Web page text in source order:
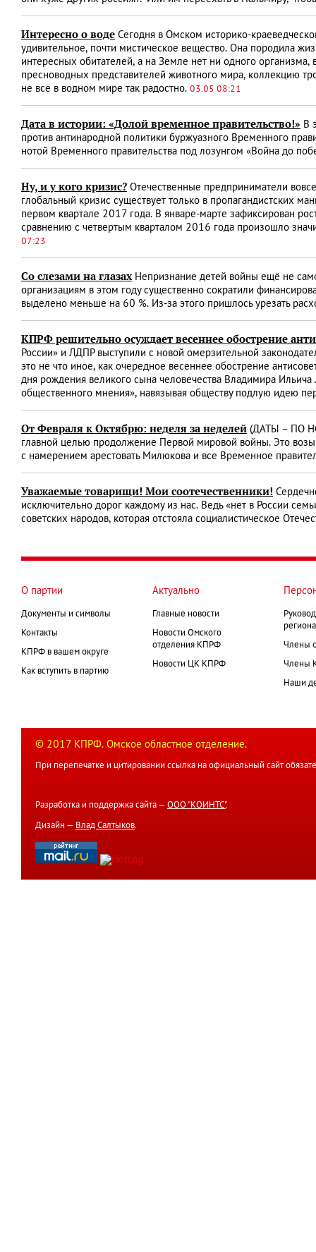
Интересно о воде Сегодня в Омском историко-
удивительное, почти мистическое вещество. Она породила
интересных обитателей, а на Земле нет ни одного
пресноводных представителей животного мира, коллекцию
не всё в водном мире так радостно. 03.05 08:21
Дата в истории: «Долой временное правительство!» В
против антинародной политики буржуазного Временного
нотой Временного правительства под лозунгом «Война до
Ну, и у кого кризис? Отечественные предприниматели
глобальный кризис существует только в пропагандистских
первом квартале 2017 года. В январе-марте зафиксирован
сравнению с четвертым кварталом 2016 года произошло
07:23
Со слезами на глазахНепризнание детей войны ещё не
организациям в этом году существенно сократили
выделено меньше на 60 %. Из-за этого пришлось урезать
КПРФ решительно осуждает весеннее обострение
России» и ЛДПР выступили с новой омерзительной
это не что иное, как очередное весеннее обострение
дня рождения великого сына человечества Владимира
общественного мнения», навязывая обществу подлую идею
От Февраля к Октябрю: неделя за неделей (ДАТЫ – ПО
главной целью продолжение Первой мировой войны. Это
с намерением арестовать Милюкова и все Временное
Уважаемые товарищи! Мои соотечественники!
исключительно дорог каждому из нас. Ведь «нет в России
советских народов, которая отстояла социалистическое
О партии
Документы и символы
Контакты
КПРФ в вашем округе
Как вступить в партию
Актуально
Главные новости
Новости Омского
отделения КПРФ
Новости ЦК КПРФ
Члены
Члены
Наши
© 2017 КПРФ. Омское областное отделение.
При перепечатке и цитировании ссылка на официальный сайт
Разработка и поддержка сайта — ООО "КОИНТС".
Дизайн — Влад Салтыков.